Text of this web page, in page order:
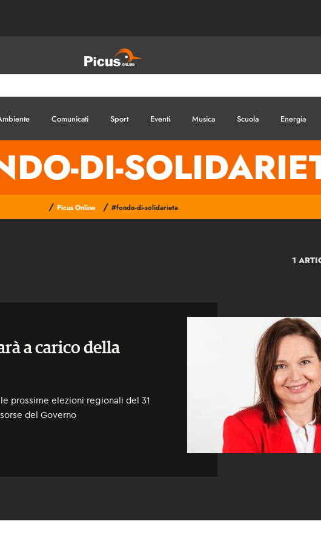
Comunicati Sport Eventi Musica Scuola Energia
DI-
/ Picus Online / #fondo-di-solidarieta
1
a carico della
prossime elezioni regionali del 31
del Governo